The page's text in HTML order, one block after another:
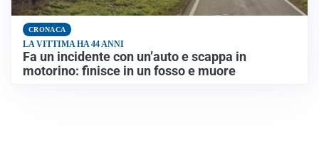
CRONACA
LA VITTIMA HA 44 ANNI
Fa un incidente con un’auto e scappa in
motorino: finisce in un fosso e muore